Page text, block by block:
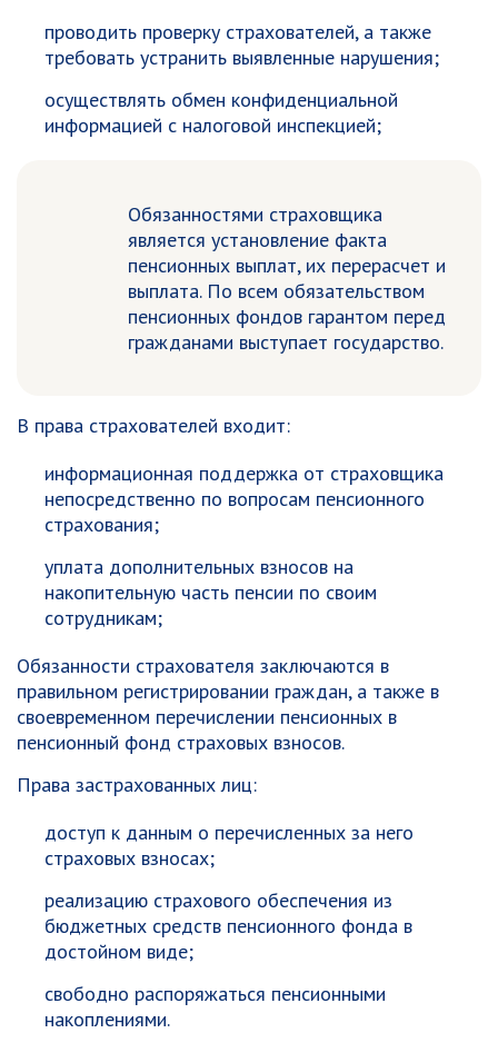
проводить проверку страхователей, а также
требовать устранить выявленные нарушения;
осуществлять обмен конфиденциальной
информацией с налоговой инспекцией;
Обязанностями страховщика
является установление факта
пенсионных выплат, их перерасчет и
выплата. По всем обязательством
пенсионных фондов гарантом перед
гражданами выступает государство.
В права страхователей входит:
информационная поддержка от страховщика
непосредственно по вопросам пенсионного
страхования;
уплата дополнительных взносов на
накопительную часть пенсии по своим
сотрудникам;
Обязанности страхователя заключаются в
правильном регистрировании граждан, а также в
своевременном перечислении пенсионных в
пенсионный фонд страховых взносов.
Права застрахованных лиц:
доступ к данным о перечисленных за него
страховых взносах;
реализацию страхового обеспечения из
бюджетных средств пенсионного фонда в
достойном виде;
свободно распоряжаться пенсионными
накоплениями.